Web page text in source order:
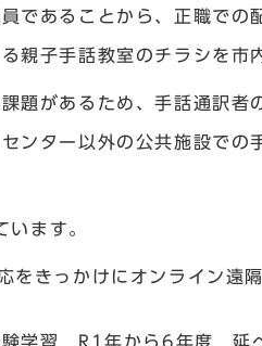
であることから、正職での
親子手話教室のチラシを市
題があるため、手話通訳者
ンター以外の公共施設での
います。
をきっかけにオンライン遠
験学習 R1年から6年度